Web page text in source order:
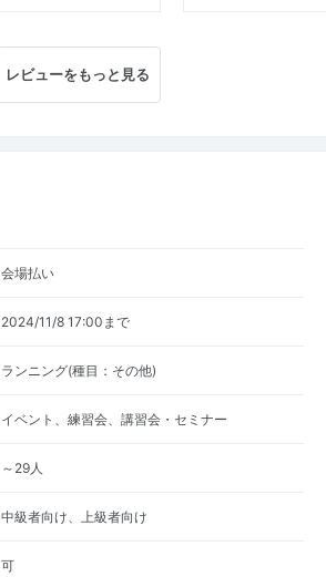
レビューをもっと見る
会場払い
2024/11/8 17:00まで
ランニング(種目：その他)
イベント、練習会、講習会・セミナー
～29人
中級者向け、上級者向け
可